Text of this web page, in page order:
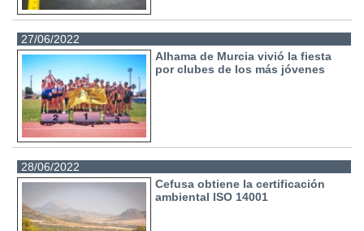
27/06/2022
Alhama de Murcia vivió la fiesta
por clubes de los más jóvenes
28/06/2022
Cefusa obtiene la certificación
ambiental ISO 14001